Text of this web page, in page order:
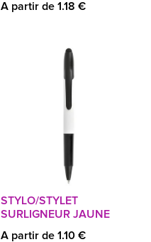
A partir de 1.18 €
STYLO/STYLET
SURLIGNEUR JAUNE
A partir de 1.10 €